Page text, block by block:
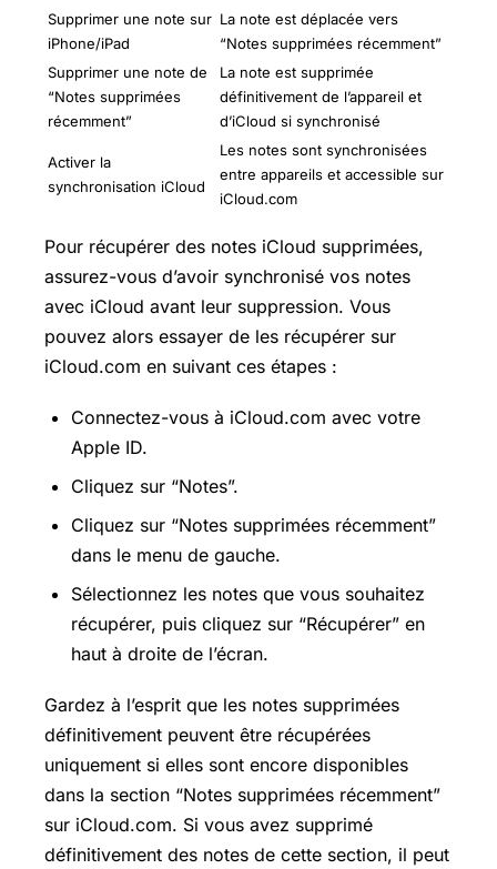
Supprimer une note sur
iPhone/iPad
La note est déplacée vers
“Notes supprimées récemment”
Supprimer une note de
“Notes supprimées
récemment”
La note est supprimée
définitivement de l’appareil et
d’iCloud si synchronisé
Activer la
synchronisation iCloud
Les notes sont synchronisées
entre appareils et accessible sur
iCloud.com
Pour récupérer des notes iCloud supprimées,
assurez-vous d’avoir synchronisé vos notes
avec iCloud avant leur suppression. Vous
pouvez alors essayer de les récupérer sur
iCloud.com en suivant ces étapes :
Connectez-vous à iCloud.com avec votre
Apple ID.
Cliquez sur “Notes”.
Cliquez sur “Notes supprimées récemment”
dans le menu de gauche.
Sélectionnez les notes que vous souhaitez
récupérer, puis cliquez sur “Récupérer” en
haut à droite de l’écran.
Gardez à l’esprit que les notes supprimées
définitivement peuvent être récupérées
uniquement si elles sont encore disponibles
dans la section “Notes supprimées récemment”
sur iCloud.com. Si vous avez supprimé
définitivement des notes de cette section, il peut